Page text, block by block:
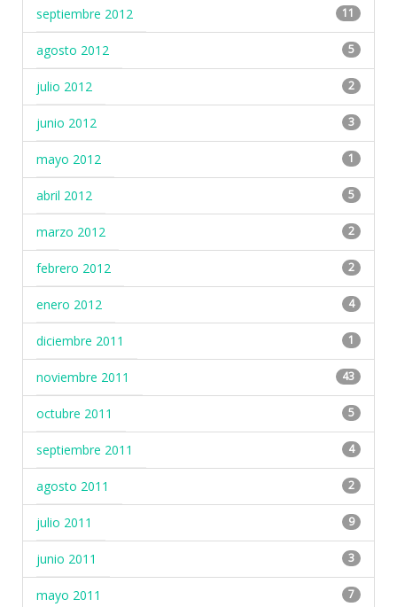
septiembre 2012 11
agosto 2012 5
julio 2012 2
junio 2012 3
mayo 2012 1
abril 2012 5
marzo 2012 2
febrero 2012 2
enero 2012 4
diciembre 2011 1
noviembre 2011 43
octubre 2011 5
septiembre 2011 4
agosto 2011 2
julio 2011 9
junio 2011 3
mayo 2011 7